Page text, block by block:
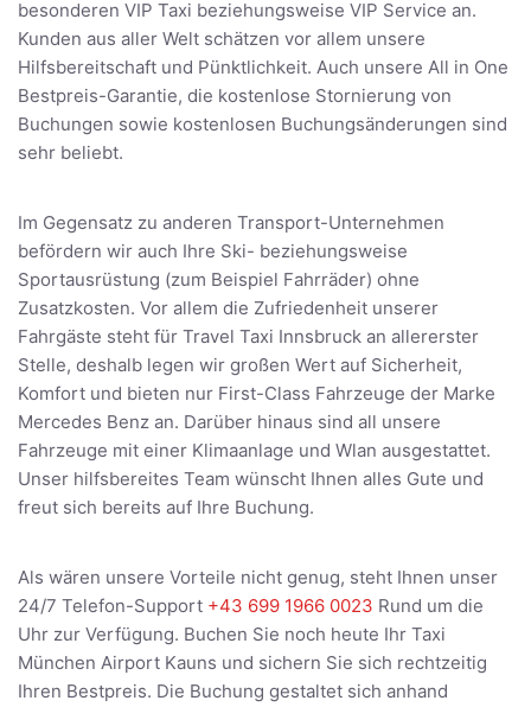
besonderen VIP Taxi beziehungsweise VIP Service an.
Kunden aus aller Welt schätzen vor allem unsere
Hilfsbereitschaft und Pünktlichkeit. Auch unsere All in One
Bestpreis-Garantie, die kostenlose Stornierung von
Buchungen sowie kostenlosen Buchungsänderungen sind
sehr beliebt.
Im Gegensatz zu anderen Transport-Unternehmen
befördern wir auch Ihre Ski- beziehungsweise
Sportausrüstung (zum Beispiel Fahrräder) ohne
Zusatzkosten. Vor allem die Zufriedenheit unserer
Fahrgäste steht für Travel Taxi Innsbruck an allererster
Stelle, deshalb legen wir großen Wert auf Sicherheit,
Komfort und bieten nur First-Class Fahrzeuge der Marke
Mercedes Benz an. Darüber hinaus sind all unsere
Fahrzeuge mit einer Klimaanlage und Wlan ausgestattet.
Unser hilfsbereites Team wünscht Ihnen alles Gute und
freut sich bereits auf Ihre Buchung.
Als wären unsere Vorteile nicht genug, steht Ihnen unser
24/7 Telefon-Support +43 699 1966 0023 Rund um die
Uhr zur Verfügung. Buchen Sie noch heute Ihr Taxi
München Airport Kauns und sichern Sie sich rechtzeitig
Ihren Bestpreis. Die Buchung gestaltet sich anhand